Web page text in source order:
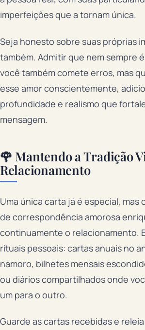
imperfeições que a tornam única.
Seja honesto sobre suas próprias
também. Admitir que nem sempre
você também comete erros, mas
esse amor conscientemente,
profundidade e realismo que
mensagem.
🌹 Mantendo a Tradição
Relacionamento
Uma única carta já é especial, mas
de correspondência amorosa
continuamente o relacionamento.
rituais pessoais: cartas anuais no
namoro, bilhetes mensais
ou diários compartilhados onde
um para o outro.
Guarde as cartas recebidas e releia